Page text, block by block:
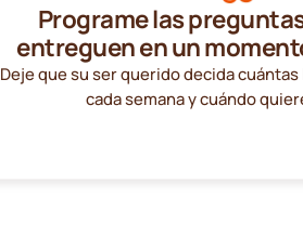
Programe las
entreguen en un
Deje que su ser querido decida
cada semana y cuándo